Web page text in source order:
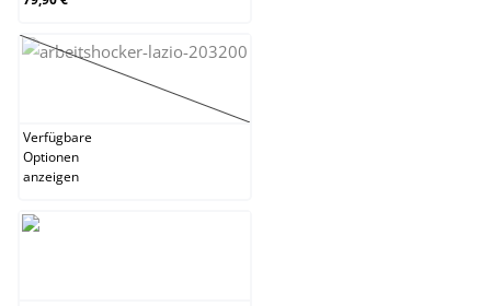
rot
(Diese Option ist zurzeit nicht verfügbar.)
Verfügbare
Optionen
anzeigen